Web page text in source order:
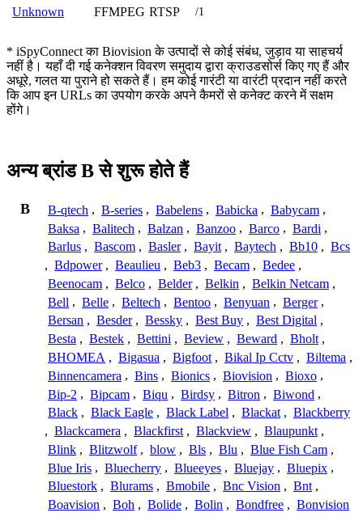
Unknown FFMPEG RTSP /1
* iSpyConnect का Biovision के उत्पादों से कोई संबंध, जुड़ाव या साहचर्य
नहीं है। यहाँ दी गई कनेक्शन विवरण समुदाय द्वारा क्राउडसोर्स किए गए हैं और
अधूरे, गलत या पुराने हो सकते हैं। हम कोई गारंटी या वारंटी प्रदान नहीं करते
कि आप इन URLs का उपयोग करके अपने कैमरों से कनेक्ट करने में सक्षम
होंगे।
अन्य ब्रांड B से शुरू होते हैं
B B-qtech , B-series , Babelens , Babicka , Babycam ,
Baksa , Balitech , Balzan , Banzoo , Barco , Bardi ,
Barlus , Bascom , Basler , Bayit , Baytech , Bb10 , Bcs
, Bdpower , Beaulieu , Beb3 , Becam , Bedee ,
Beenocam , Belco , Belder , Belkin , Belkin Netcam ,
Bell , Belle , Beltech , Bentoo , Benyuan , Berger ,
Bersan , Besder , Bessky , Best Buy , Best Digital ,
Besta , Bestek , Bettini , Beview , Beward , Bholt ,
BHOMEA , Bigasua , Bigfoot , Bikal Ip Cctv , Biltema ,
Binnencamera , Bins , Bionics , Biovision , Bioxo ,
Bip-2 , Bipcam , Biqu , Birdsy , Bitron , Biwond ,
Black , Black Eagle , Black Label , Blackat , Blackberry
, Blackcamera , Blackfirst , Blackview , Blaupunkt ,
Blink , Blitzwolf , blow , Bls , Blu , Blue Fish Cam ,
Blue Iris , Bluecherry , Blueeyes , Bluejay , Bluepix ,
Bluestork , Blurams , Bmobile , Bnc Vision , Bnt ,
Boavision , Boh , Bolide , Bolin , Bondfree , Bonvision